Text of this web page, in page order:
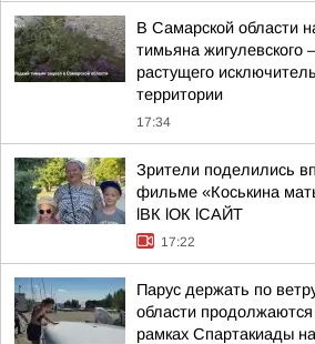
В Самарской области
тимьяна жигулевского
растущего
территории
17:34
Зрители поделились
фильме «Коськина
lВК lОК lСАЙТ
17:22
Парус держать по
области
рамках Спартакиады